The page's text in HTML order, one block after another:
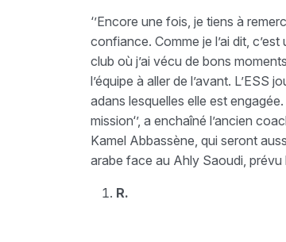
‘’Encore une fois, je tiens à
confiance. Comme je l’ai dit,
club où j’ai vécu de bons
l’équipe à aller de l’avant.
adans lesquelles elle est
mission‘’, a enchaîné l’ancien
Kamel Abbassène, qui seront
arabe face au Ahly Saoudi,
R.